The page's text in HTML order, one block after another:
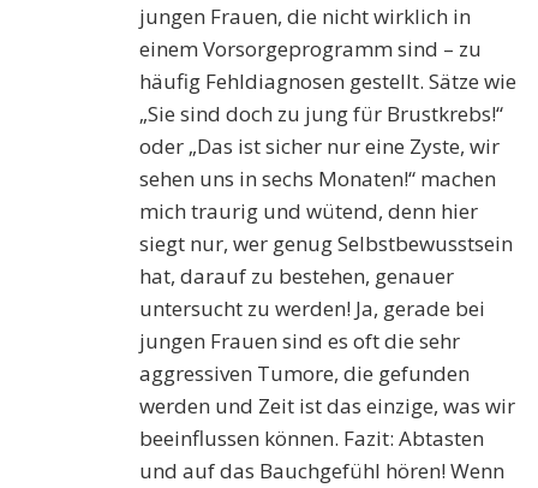
jungen Frauen, die nicht wirklich in
einem Vorsorgeprogramm sind – zu
häufig Fehldiagnosen gestellt. Sätze wie
„Sie sind doch zu jung für Brustkrebs!“
oder „Das ist sicher nur eine Zyste, wir
sehen uns in sechs Monaten!“ machen
mich traurig und wütend, denn hier
siegt nur, wer genug Selbstbewusstsein
hat, darauf zu bestehen, genauer
untersucht zu werden! Ja, gerade bei
jungen Frauen sind es oft die sehr
aggressiven Tumore, die gefunden
werden und Zeit ist das einzige, was wir
beeinflussen können. Fazit: Abtasten
und auf das Bauchgefühl hören! Wenn